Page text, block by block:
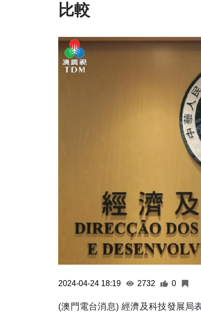
比較
2024-04-24 18:19 2732 0
(澳門電台消息) 經濟及科技發展局